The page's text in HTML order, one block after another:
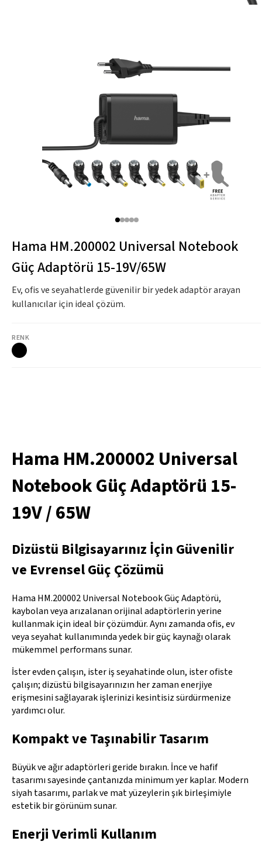
Hama HM.200002 Universal Notebook
Güç Adaptörü 15-19V/65W
Ev, ofis ve seyahatlerde güvenilir bir yedek adaptör arayan
kullanıcılar için ideal çözüm.
RENK
Hama HM.200002 Universal
Notebook Güç Adaptörü 15-
19V / 65W
Dizüstü Bilgisayarınız İçin Güvenilir
ve Evrensel Güç Çözümü
Hama HM.200002 Universal Notebook Güç Adaptörü,
kaybolan veya arızalanan orijinal adaptörlerin yerine
kullanmak için ideal bir çözümdür. Aynı zamanda ofis, ev
veya seyahat kullanımında yedek bir güç kaynağı olarak
mükemmel performans sunar.
İster evden çalışın, ister iş seyahatinde olun, ister ofiste
çalışın; dizüstü bilgisayarınızın her zaman enerjiye
erişmesini sağlayarak işlerinizi kesintisiz sürdürmenize
yardımcı olur.
Kompakt ve Taşınabilir Tasarım
Büyük ve ağır adaptörleri geride bırakın. İnce ve hafif
tasarımı sayesinde çantanızda minimum yer kaplar. Modern
siyah tasarımı, parlak ve mat yüzeylerin şık birleşimiyle
estetik bir görünüm sunar.
Enerji Verimli Kullanım